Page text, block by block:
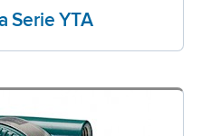
Serie YTA